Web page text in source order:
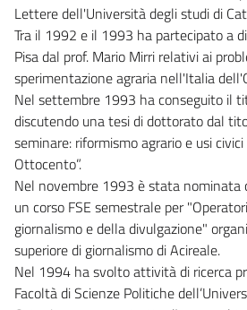
Lettere dell'Università degli studi di
Tra il 1992 e il 1993 ha partecipato a
Pisa dal prof. Mario Mirri relativi ai
sperimentazione agraria nell'Italia
Nel settembre 1993 ha conseguito il
discutendo una tesi di dottorato dal
seminare: riformismo agrario e usi
Ottocento”.
Nel novembre 1993 è stata nominata
un corso FSE semestrale per
giornalismo e della divulgazione"
superiore di giornalismo di Acireale.
Nel 1994 ha svolto attività di ricerca
Facoltà di Scienze Politiche